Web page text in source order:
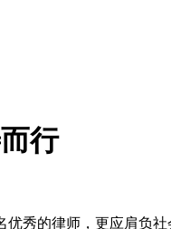
行
秀的律师，更应肩负社